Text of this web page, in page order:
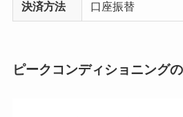
決済方法 口座振替
ピークコンディショニング